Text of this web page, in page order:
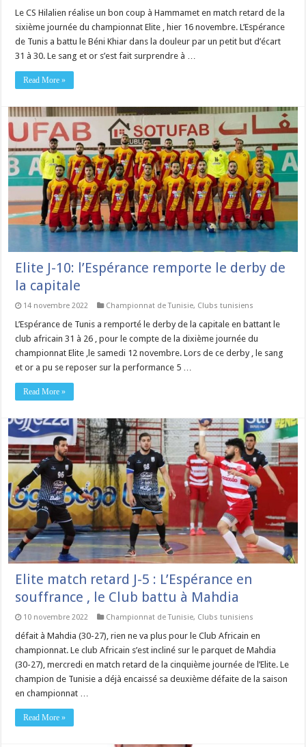
Le CS Hilalien réalise un bon coup à Hammamet en match retard de la
sixième journée du championnat Elite , hier 16 novembre. L’Espérance
de Tunis a battu le Béni Khiar dans la douleur par un petit but d’écart
31 à 30. Le sang et or s’est fait surprendre à …
Read More »
Elite J-10: l’Espérance remporte le derby de
la capitale
14 novembre 2022 Championnat de Tunisie, Clubs tunisiens
L’Espérance de Tunis a remporté le derby de la capitale en battant le
club africain 31 à 26 , pour le compte de la dixième journée du
championnat Elite ,le samedi 12 novembre. Lors de ce derby , le sang
et or a pu se reposer sur la performance 5 …
Read More »
Elite match retard J-5 : L’Espérance en
souffrance , le Club battu à Mahdia
10 novembre 2022 Championnat de Tunisie, Clubs tunisiens
défait à Mahdia (30-27), rien ne va plus pour le Club Africain en
championnat. Le club Africain s’est incliné sur le parquet de Mahdia
(30-27), mercredi en match retard de la cinquième journée de l’Elite. Le
champion de Tunisie a déjà encaissé sa deuxième défaite de la saison
en championnat …
Read More »